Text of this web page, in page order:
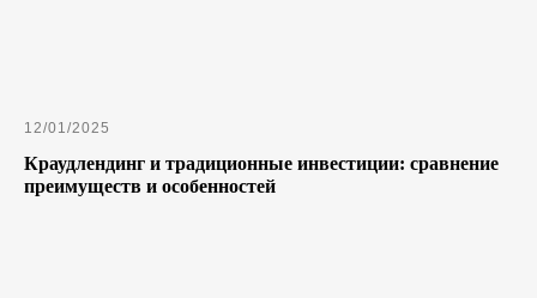
12/01/2025
Краудлендинг и традиционные инвестиции: сравнение
преимуществ и особенностей